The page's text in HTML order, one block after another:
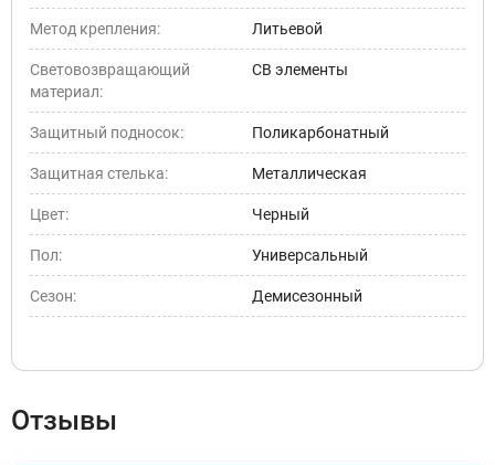
Метод крепления: Литьевой
Световозвращающий
материал:
СВ элементы
Защитный подносок: Поликарбонатный
Защитная стелька: Металлическая
Цвет: Черный
Пол: Универсальный
Сезон: Демисезонный
Отзывы